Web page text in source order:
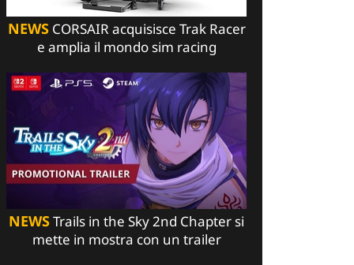
NEWSCORSAIR acquisisce Trak Racer
e amplia il mondo sim racing
NEWSTrails in the Sky 2nd Chapter si
mette in mostra con un trailer